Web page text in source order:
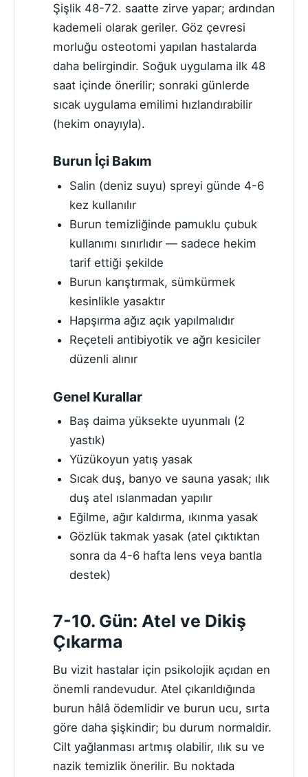
Şişlik 48-72. saatte zirve yapar; ardından
kademeli olarak geriler. Göz çevresi
morluğu osteotomi yapılan hastalarda
daha belirgindir. Soğuk uygulama ilk 48
saat içinde önerilir; sonraki günlerde
sıcak uygulama emilimi hızlandırabilir
(hekim onayıyla).
Burun İçi Bakım
Salin (deniz suyu) spreyi günde 4-6
kez kullanılır
Burun temizliğinde pamuklu çubuk
kullanımı sınırlıdır — sadece hekim
tarif ettiği şekilde
Burun karıştırmak, sümkürmek
kesinlikle yasaktır
Hapşırma ağız açık yapılmalıdır
Reçeteli antibiyotik ve ağrı kesiciler
düzenli alınır
Genel Kurallar
Baş daima yüksekte uyunmalı (2
yastık)
Yüzükoyun yatış yasak
Sıcak duş, banyo ve sauna yasak; ılık
duş atel ıslanmadan yapılır
Eğilme, ağır kaldırma, ıkınma yasak
Gözlük takmak yasak (atel çıktıktan
sonra da 4-6 hafta lens veya bantla
destek)
7-10. Gün: Atel ve Dikiş
Çıkarma
Bu vizit hastalar için psikolojik açıdan en
önemli randevudur. Atel çıkarıldığında
burun hâlâ ödemlidir ve burun ucu, sırta
göre daha şişkindir; bu durum normaldir.
Cilt yağlanması artmış olabilir, ılık su ve
nazik temizlik önerilir. Bu noktada